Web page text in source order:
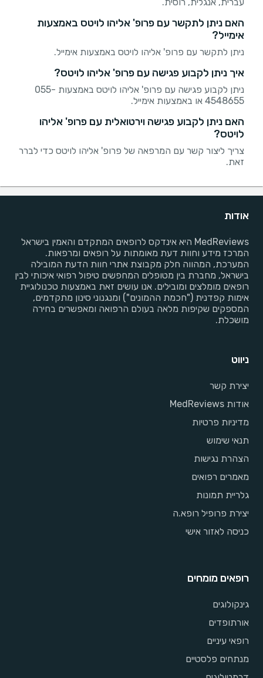
האם ניתן לתקשר עם פרופ' אליהו לויטס באמצעות
אימייל?
ניתן לתקשר עם פרופ' אליהו לויטס באמצעות אימייל.
איך ניתן לקבוע פגישה עם פרופ' אליהו לויטס?
ניתן לקבוע פגישה עם פרופ' אליהו לויטס באמצעות 055-
4548655 או באמצעות אימייל.
האם ניתן לקבוע פגישה וירטואלית עם פרופ' אליהו
לויטס?
צריך ליצור קשר עם המרפאה של פרופ' אליהו לויטס כדי לברר
זאת.
אודות
MedReviews היא אינדקס לרופאים המתקדם והאמין בישראל
המרכז מידע וחוות דעת מאומתות על רופאים ומרפאות.
המערכת, המהווה חלק מקבוצת אתרי חוות הדעת המובילה
בישראל, מחברת בין מטופלים המחפשים טיפול רפואי איכותי לבין
רופאים מומלצים ומובילים. אנו עושים זאת באמצעות טכנולוגיית
אימות קפדנית ("חכמת ההמונים") ומנגנוני סינון מתקדמים,
המספקים שקיפות מלאה בעולם הרפואה ומאפשרים בחירה
מושכלת.
ניווט
יצירת קשר
אודות MedReviews
מדיניות פרטיות
תנאי שימוש
הצהרת נגישות
מאמרים רפואים
גלריית תמונות
יצירת פרופיל רופא.ה
כניסה לאזור אישי
רופאים מומחים
גינקולוגים
אורתופדים
רופאי עיניים
מנתחים פלסטיים